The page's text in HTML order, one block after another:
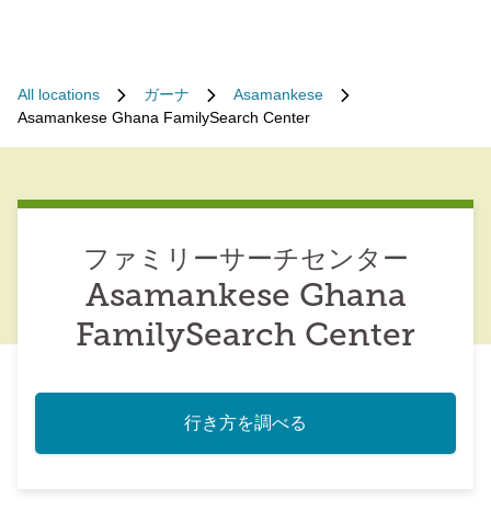
All locations ガーナ
Asamankese
Asamankese Ghana FamilySearch Center
ファミリーサーチセンター
Asamankese Ghana
FamilySearch Center
行き方を調べる